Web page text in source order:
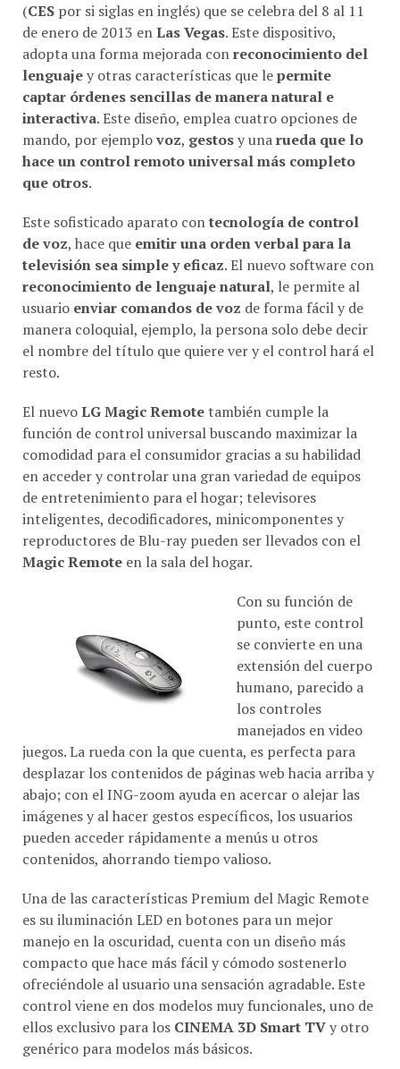
de enero de 2013 en Las Vegas
. Este dispositivo,
adopta una forma mejorada con
reconocimiento del
lenguaje
y otras características que le
permite
captar órdenes sencillas de manera natural e
interactiva
. Este diseño, emplea cuatro opciones de
mando, por ejemplo
voz gestos
rueda que lo
hace un control remoto universal más completo
que otros
Este sofisticado aparato con
tecnología de control
de voz
, hace que emitir una orden verbal para la
televisión sea simple y eficaz
. El nuevo software con
reconocimiento de lenguaje natural , le permite al
usuario
enviar comandos de voz
de forma fácil y de
manera coloquial, ejemplo, la persona solo debe decir
el nombre del título que quiere ver y el control hará el
resto.
El nuevo
LG Magic Remote
también cumple la
función de control universal buscando maximizar la
comodidad para el consumidor gracias a su habilidad
en acceder y controlar una gran variedad de equipos
de entretenimiento para el hogar; televisores
inteligentes, decodificadores, minicomponentes y
reproductores de Blu-ray pueden ser llevados con el
Magic Remote
en la sala del hogar.
Con su función de
punto, este control
se convierte en una
extensión del cuerpo
humano, parecido a
los controles
manejados en video
juegos. La rueda con la que cuenta, es perfecta para
desplazar los contenidos de páginas web hacia arriba y
abajo; con el ING-zoom ayuda en acercar o alejar las
imágenes y al hacer gestos específicos, los usuarios
pueden acceder rápidamente a menús u otros
contenidos, ahorrando tiempo valioso.
Una de las características Premium del Magic Remote
es su iluminación LED en botones para un mejor
manejo en la oscuridad, cuenta con un diseño más
compacto que hace más fácil y cómodo sostenerlo
ofreciéndole al usuario una sensación agradable. Este
control viene en dos modelos muy funcionales, uno de
ellos exclusivo para los CINEMA 3D Smart TV y otro
genérico para modelos más básicos.